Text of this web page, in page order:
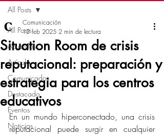
All Posts
Acuerdos
Artículo
Comunicados
Destacado
Eventos
Noticias
All Posts
Situation Room de crisis
reputacional: preparación y
estrategia para los centros
educativos
Comunicación
12 feb 2025 2 min de lectura
En un mundo hiperconectado, una crisis
reputacional puede surgir en cualquier